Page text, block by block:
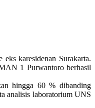
karesidenan Surakarta.
1 Purwantoro berhasil
hingga 60 % dibanding
analisis laboratorium UNS